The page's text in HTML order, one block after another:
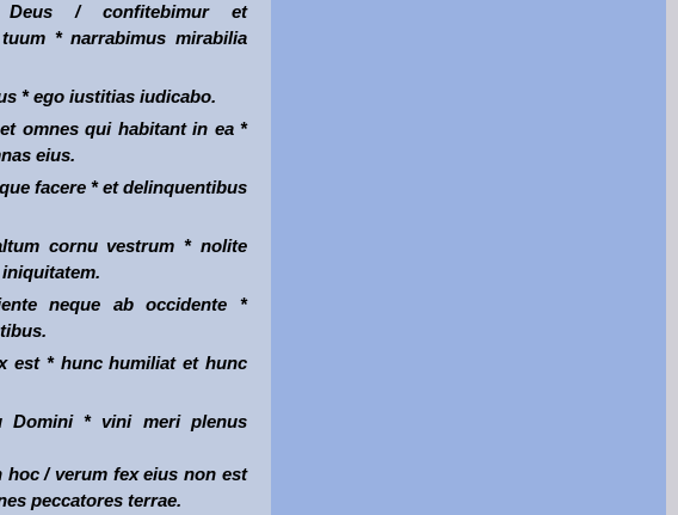
Deus / confitebimur et
* narrabimus mirabilia
* ego iustitias iudicabo.
omnes qui habitant in ea *
eius.
facere * et delinquentibus
cornu vestrum * nolite
neque ab occidente *
est * hunc humiliat et hunc
Domini * vini meri plenus
/ verum fex eius non est
peccatores terrae.